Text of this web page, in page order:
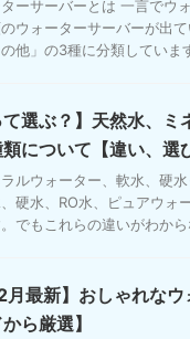
ーサーバーとは 一言でウ
ウォーターサーバーが出
他」の3種に分類していま
て選ぶ？】天然水、ミ
について【違い、選
ルウォーター、軟水、硬
硬水、RO水、ピュアウォ
でもこれらの違いがわか
月最新】おしゃれな
ら厳選】